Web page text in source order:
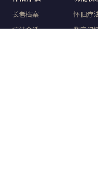
长者档案
疗法会话
怀旧疗
数字记